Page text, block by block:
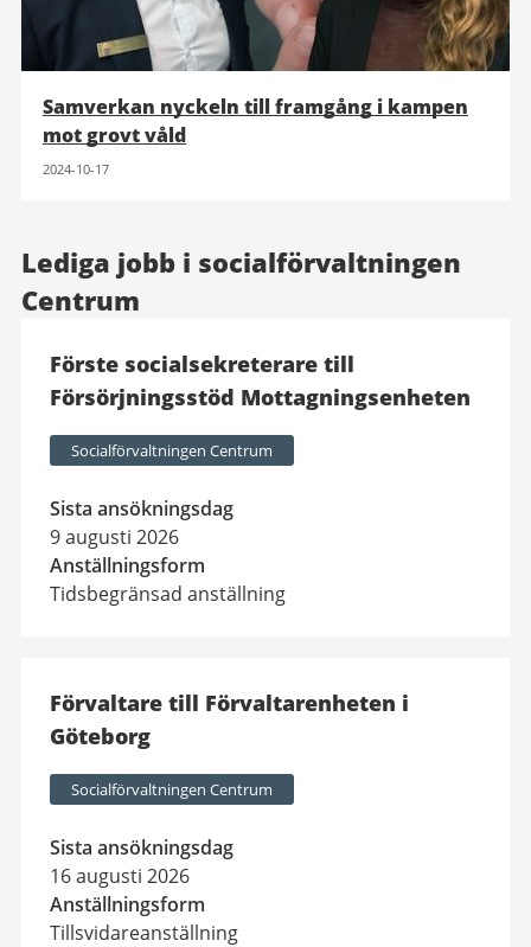
Samverkan nyckeln till framgång i kampen
mot grovt våld
2024-10-17
Lediga jobb i socialförvaltningen
Centrum
Förste socialsekreterare till
Försörjningsstöd Mottagningsenheten
Socialförvaltningen Centrum
Sista ansökningsdag
9 augusti 2026
Anställningsform
Tidsbegränsad anställning
Förvaltare till Förvaltarenheten i
Göteborg
Socialförvaltningen Centrum
Sista ansökningsdag
16 augusti 2026
Anställningsform
Tillsvidareanställning